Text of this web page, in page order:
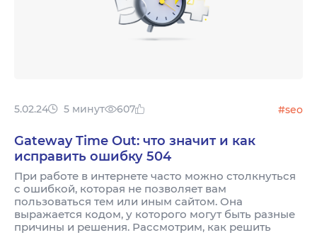
5.02.24 5 минут 607 #seo
Gateway Time Out: что значит и как
исправить ошибку 504
При работе в интернете часто можно столкнуться
с ошибкой, которая не позволяет вам
пользоваться тем или иным сайтом. Она
выражается кодом, у которого могут быть разные
причины и решения. Рассмотрим, как решить